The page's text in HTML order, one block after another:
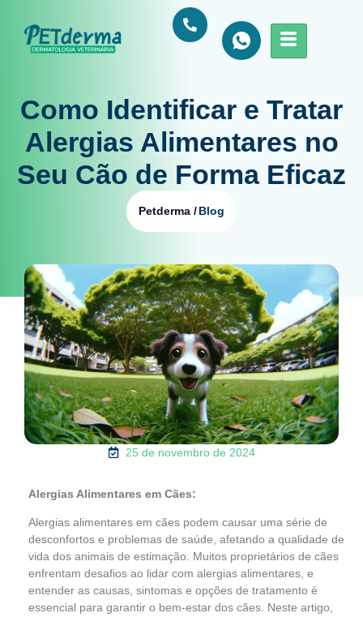
Como Identificar e Tratar
Alergias Alimentares no
Seu Cão de Forma Eficaz
Petderma /Blog
25 de novembro de 2024
Alergias Alimentares em Cães:
Alergias alimentares em cães podem causar uma série de
desconfortos e problemas de saúde, afetando a qualidade de
vida dos animais de estimação. Muitos proprietários de cães
enfrentam desafios ao lidar com alergias alimentares, e
entender as causas, sintomas e opções de tratamento é
essencial para garantir o bem-estar dos cães. Neste artigo,